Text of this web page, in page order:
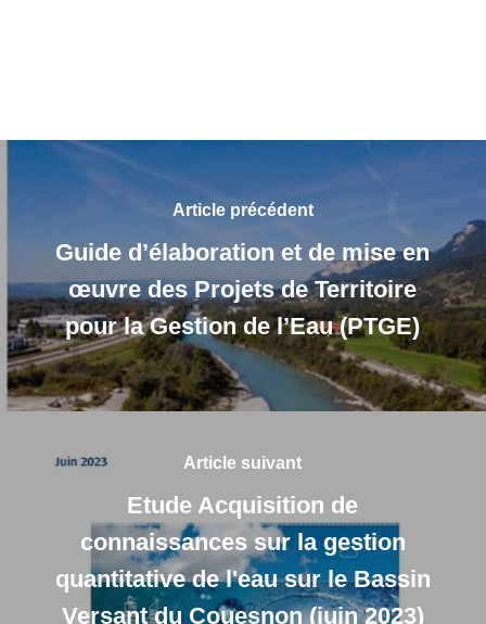
Article précédent
Guide d’élaboration et de mise en
œuvre des Projets de Territoire
pour la Gestion de l’Eau (PTGE)
Article suivant
Etude Acquisition de
connaissances sur la gestion
quantitative de l'eau sur le Bassin
Versant du Couesnon (juin 2023)